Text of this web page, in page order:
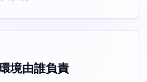
境由誰負責